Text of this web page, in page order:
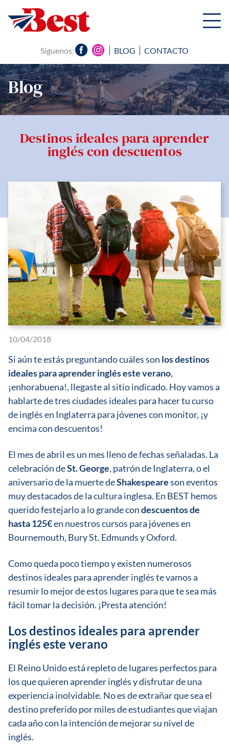
Síguenos: BLOG CONTACTO
Blog
Destinos ideales para aprender
inglés con descuentos
10/04/2018
Si aún te estás preguntando cuáles son los destinos
ideales para aprender inglés este verano,
¡enhorabuena!, llegaste al sitio indicado. Hoy vamos a
hablarte de tres ciudades ideales para hacer tu curso
de inglés en Inglaterra para jóvenes con monitor, ¡y
encima con descuentos!
El mes de abril es un mes lleno de fechas señaladas. La
celebración deSt. George, patrón de Inglaterra, o el
aniversario de la muerte deShakespeareson eventos
muy destacados de la cultura inglesa. En BEST hemos
querido festejarlo a lo grande condescuentos de
hasta 125€en nuestros cursos para jóvenes en
Bournemouth, Bury St. Edmunds y Oxford.
Como queda poco tiempo y existen numerosos
destinos ideales para aprender inglés te vamos a
resumir lo mejor de estos lugares para que te sea más
fácil tomar la decisión. ¡Presta atención!
Los destinos ideales para aprender
inglés este verano
El Reino Unido está repleto de lugares perfectos para
los que quieren aprender inglés y disfrutar de una
experiencia inolvidable. No es de extrañar que sea el
destino preferido por miles de estudiantes que viajan
cada año con la intención de mejorar su nivel de
inglés.